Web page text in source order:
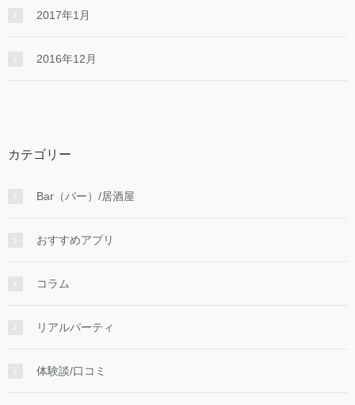
2017年1月
2016年12月
カテゴリー
Bar（バー）/居酒屋
おすすめアプリ
コラム
リアルパーティ
体験談/口コミ